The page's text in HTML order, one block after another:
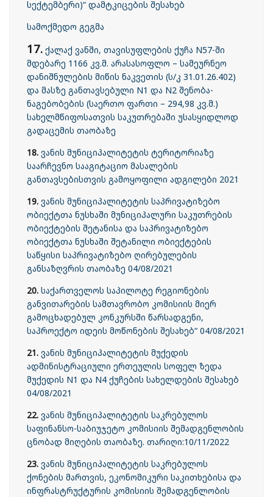
სექტემბერი)“ დამტკიცების შესახებ
სამოქმედო გეგმა
17. ქალაქ ვანში, თავისუფლების ქუჩა N57-ში
მდებარე 1166 კვ.მ. არასასოფლო – სამეურნეო
დანიშნულების მიწის ნაკვეთის (ს/კ 31.01.26.402)
და მასზე განთავსებული N1 და N2 შენობა-
ნაგებობების (საერთო ფართი – 294,98 კვ.მ.)
სახელმწიფოსათვის საკუთრებაში უსასყიდლოდ
გადაცემის თაობაზე
18. ვანის მუნიციპალიტეტის ტერიტორიაზე
საარჩევნო სააგიტაციო მასალების
განთავსებისთვის გამოყოფილი ადგილები 2021
19. ვანის მუნიციპალიტეტის საპრივატიზებო
ობიექტთა ნუსხაში მუნიციპალური საკუთრების
ობიექტების შეტანისა და საპრივატიზებო
ობიექტთა ნუსხაში შეტანილი ობიექტების
საწყისი საპრივატიზებო ღირებულების
განსაზღვრის თაობაზე 04/08/2021
20. საქართველოს საპილოტე რეგიონების
განვითარების სამთავრობო კომისიის მიერ
გამოცხადებულ კონკურსში წარსადგენი,
საპროექტო იდეის მოწონების შესახებ“ 04/08/2021
21. ვანის მუნიციპალიტეტის მუქედის
ადმინისტრაციული ერთეულის სოფელ ზედა
მუქედის N1 და N4 ქუჩების სახელდების შესახებ
04/08/2021
22. ვანის მუნიციპალიტეტის საკრებულოს
საფინანსო-საბიუჯეტო კომისიის შემადგენლობის
ცნობად მიღების თაობაზე. თარიღი:10/11/2022
23. ვანის მუნიციპალიტეტის საკრებულოს
ქონების მართვის, ეკონომიკური საკითხებისა და
ინფრასტრუქტურის კომისიის შემადგენლობის